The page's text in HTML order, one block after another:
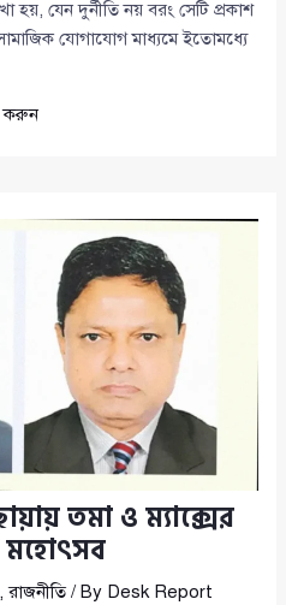
হয়, যেন দুর্নীতি নয় বরং সেটি প্রকাশ
যোগাযোগ মাধ্যমে ইতোমধ্যে
করুন
তমা ও ম্যাক্সের
মহোৎসব
,রাজনীতি/ By Desk Report